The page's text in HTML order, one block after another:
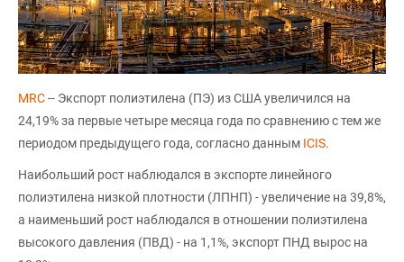
MRC-- Экспорт полиэтилена (ПЭ) из США увеличился на
24,19% за первые четыре месяца года по сравнению с тем же
периодом предыдущего года, согласно данным ICIS.
Наибольший рост наблюдался в экспорте линейного
полиэтилена низкой плотности (ЛПНП) - увеличение на 39,8%,
а наименьший рост наблюдался в отношении полиэтилена
высокого давления (ПВД) - на 1,1%, экспорт ПНД вырос на